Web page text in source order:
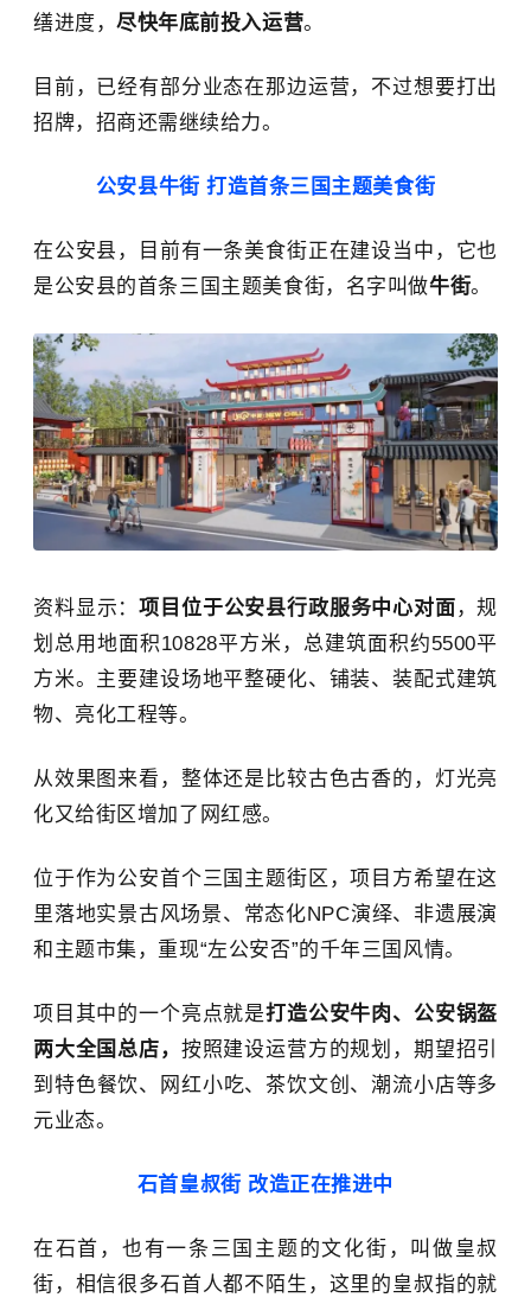
缮进度，尽快年底前投入运营。
目前，已经有部分业态在那边运营，不过想要打出
招牌，招商还需继续给力。
公安县牛街 打造首条三国主题美食街
在公安县，目前有一条美食街正在建设当中，它也
是公安县的首条三国主题美食街，名字叫做牛街。
资料显示：项目位于公安县行政服务中心对面 ，规
划总用地面积10828平方米，总建筑面积约5500平
方米。主要建设场地平整硬化、铺装、装配式建筑
物、亮化工程等。
从效果图来看，整体还是比较古色古香的，灯光亮
化又给街区增加了网红感。
位于作为公安首个三国主题街区，项目方希望在这
里落地实景古风场景、常态化NPC演绎、非遗展演
和主题市集，重现“左公安否”的千年三国风情。
项目其中的一个亮点就是打造公安牛肉、公安锅盔
两大全国总店， 按照建设运营方的规划，期望招引
到 特色餐饮、网红小吃、茶饮文创、潮流小店等多
元业态。
石首皇叔街 改造正在推进中
在石首，也有一条三国主题的文化街，叫做皇叔
街，相信很多石首人都不陌生，这里的皇叔指的就